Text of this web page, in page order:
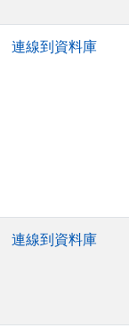
連線到資料庫
連線到資料庫